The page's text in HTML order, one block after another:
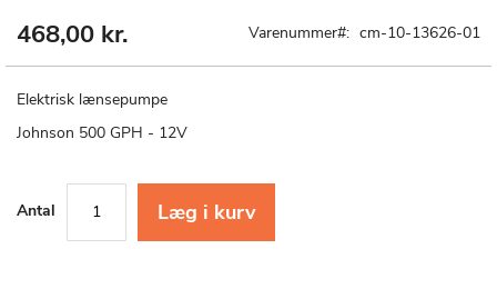
468,00 kr. Varenummer cm-10-13626-01
Elektrisk lænsepumpe
Johnson 500 GPH - 12V
Antal Læg i kurv
Gå
af